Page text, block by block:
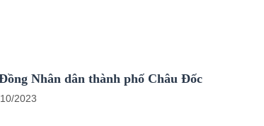
Nhân dân thành phố Châu Đốc
2023